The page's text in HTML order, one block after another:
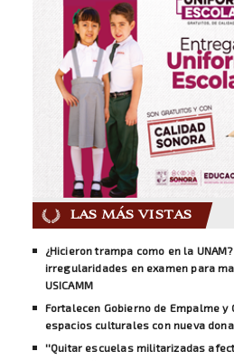
LAS MÁS VISTAS
¿Hicieron trampa como en la
irregularidades en examen para
USICAMM
Fortalecen Gobierno de Empalme y
espacios culturales con nueva
''Quitar escuelas militarizadas